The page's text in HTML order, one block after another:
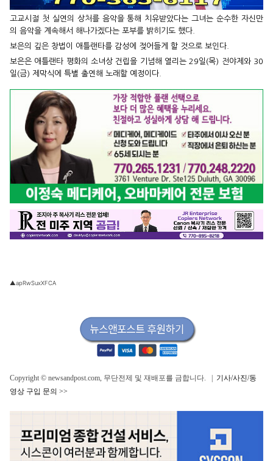
고교시절 첫 실연의 상처를 음악을 통해 치유받았다는 그녀는 순수한 자신만
의 음악을 계속해서 해나가겠다는 포부를 밝히기도 했다.
보은의 깊은 창법이 애틀랜타를 감성에 젖어들게 할 것으로 보인다.
보은은 애틀랜타 평화의 소녀상 건립을 기념해 열리는 29일(목) 전야제와 30
일(금) 제막식에 특별 출연해 노래할 예정이다.
▲apRwSuxXFCA
Copyright © newsandpost.com, 무단전제 및 재배포를 금합니다. | 기사/사진/동
영상 구입 문의 >>